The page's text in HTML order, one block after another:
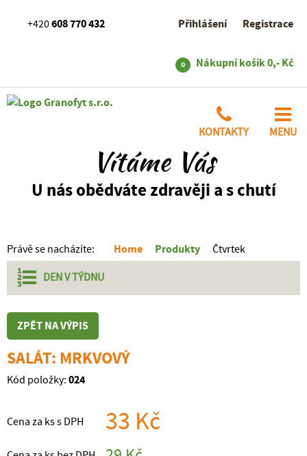
+420608 770 432 Registrace
Přihlášení
Nákupní košík0,- Kč
0
MENU
KONTAKTY
Vítáme Vás
U nás obědváte zdravěji a s chutí
Právě se nacházíte: Home Produkty Čtvrtek
DEN VTÝDNU
ZPĚT NA VÝPIS
SALÁT: MRKVOVÝ
Kód položky: 024
Cena za ks s DPH 33 Kč